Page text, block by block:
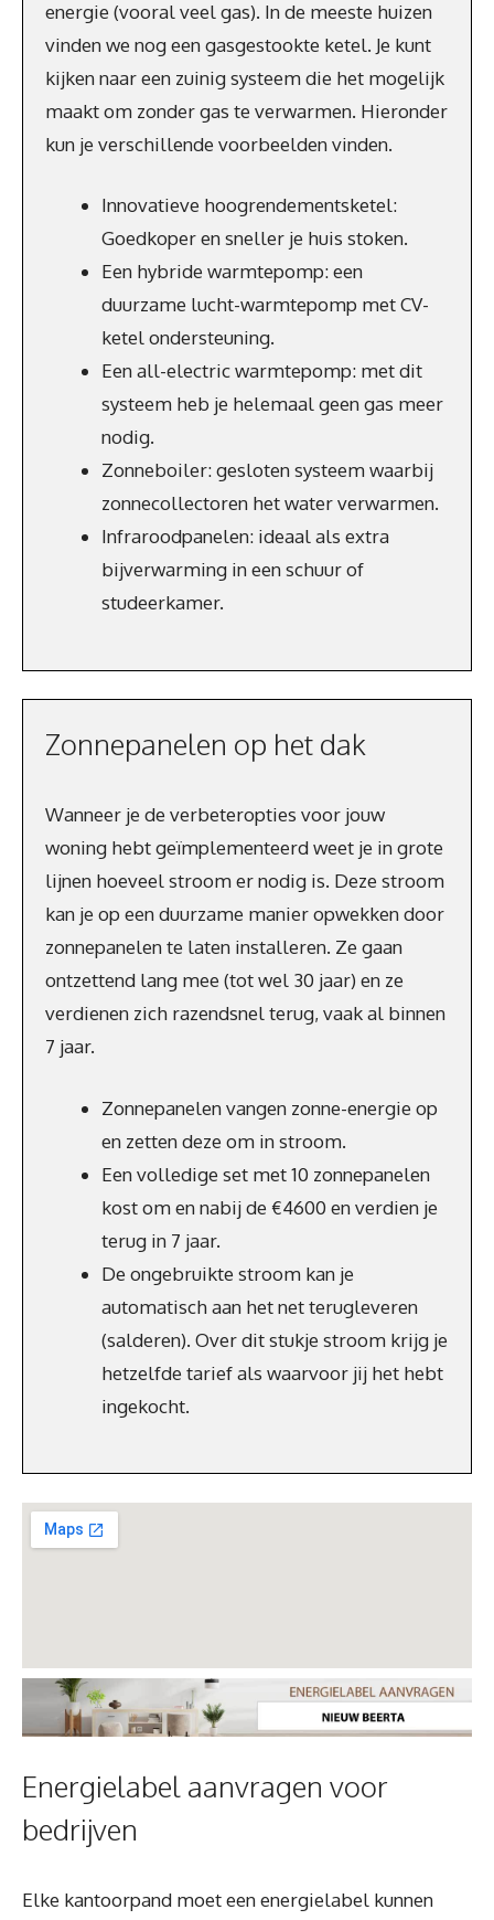
energie (vooral veel gas). In de meeste huizen
vinden we nog een gasgestookte ketel. Je kunt
kijken naar een zuinig systeem die het mogelijk
maakt om zonder gas te verwarmen. Hieronder
kun je verschillende voorbeelden vinden.
Innovatieve hoogrendementsketel:
Goedkoper en sneller je huis stoken.
Een hybride warmtepomp: een
duurzame lucht-warmtepomp met CV-
ketel ondersteuning.
Een all-electric warmtepomp: met dit
systeem heb je helemaal geen gas meer
nodig.
Zonneboiler: gesloten systeem waarbij
zonnecollectoren het water verwarmen.
Infraroodpanelen: ideaal als extra
bijverwarming in een schuur of
studeerkamer.
Zonnepanelen op het dak
Wanneer je de verbeteropties voor jouw
woning hebt geïmplementeerd weet je in grote
lijnen hoeveel stroom er nodig is. Deze stroom
kan je op een duurzame manier opwekken door
zonnepanelen te laten installeren. Ze gaan
ontzettend lang mee (tot wel 30 jaar) en ze
verdienen zich razendsnel terug, vaak al binnen
7 jaar.
Zonnepanelen vangen zonne-energie op
en zetten deze om in stroom.
Een volledige set met 10 zonnepanelen
kost om en nabij de €4600 en verdien je
terug in 7 jaar.
De ongebruikte stroom kan je
automatisch aan het net terugleveren
(salderen). Over dit stukje stroom krijg je
hetzelfde tarief als waarvoor jij het hebt
ingekocht.
Energielabel aanvragen voor
bedrijven
Elke kantoorpand moet een energielabel kunnen